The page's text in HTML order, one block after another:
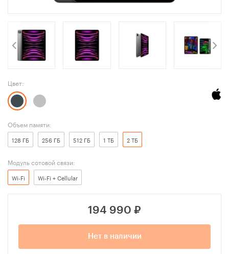
Цвет:
Объем памяти:
128 ГБ 256 ГБ 512 ГБ 1 ТБ 2 ТБ
Модуль сотовой связи:
Wi-Fi Wi-Fi + Cellular
194 990 ₽
Нет в наличии